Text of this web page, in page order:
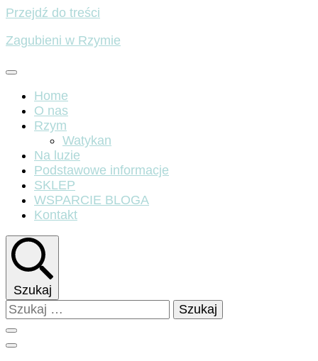
Przejdź do treści
Zagubieni w Rzymie
Home
O nas
Rzym
Watykan
Na luzie
Podstawowe informacje
SKLEP
WSPARCIE BLOGA
Kontakt
Szukaj
Szukaj: